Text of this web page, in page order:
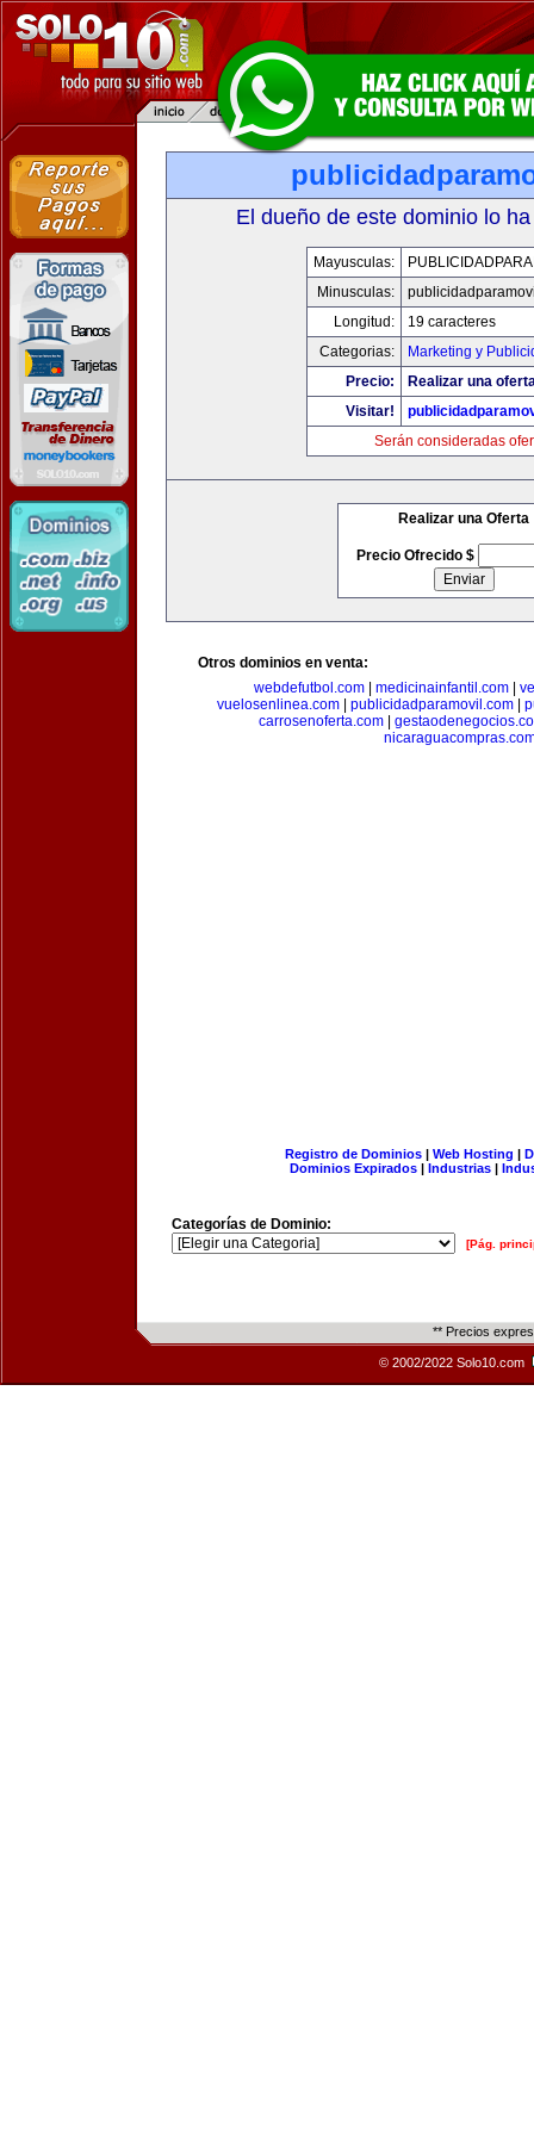
El dueño de este dominio lo
Mayusculas:
Minusculas:
Longitud:
19 caracteres
Categorias:
Marketing y
Precio:
Realizar una
Visitar!
Serán consideradas
Realizar una Oferta
Precio Ofrecido $
Otros dominios en venta:
webdefutbol.com| medicinainfantil.com|
vuelosenlinea.com
publicidadparamovil.com
carrosenoferta.com
Registro de Dominios| Web Hosting |
Dominios Expirados | Industrias |
Categorías de Dominio:
[Pág.
** Precios
© 2002/2022 Solo10.com